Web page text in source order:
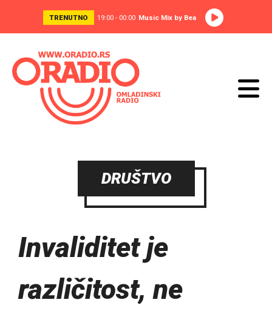
TRENUTNO 19:00 - 00:00 Music Mix by Bea
DRUŠTVO
Invaliditet je
različitost, ne